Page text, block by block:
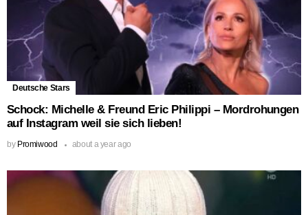
Deutsche Stars
Schock: Michelle & Freund Eric Philippi – Mordrohungen
auf Instagram weil sie sich lieben!
by Promiwood about a year ago